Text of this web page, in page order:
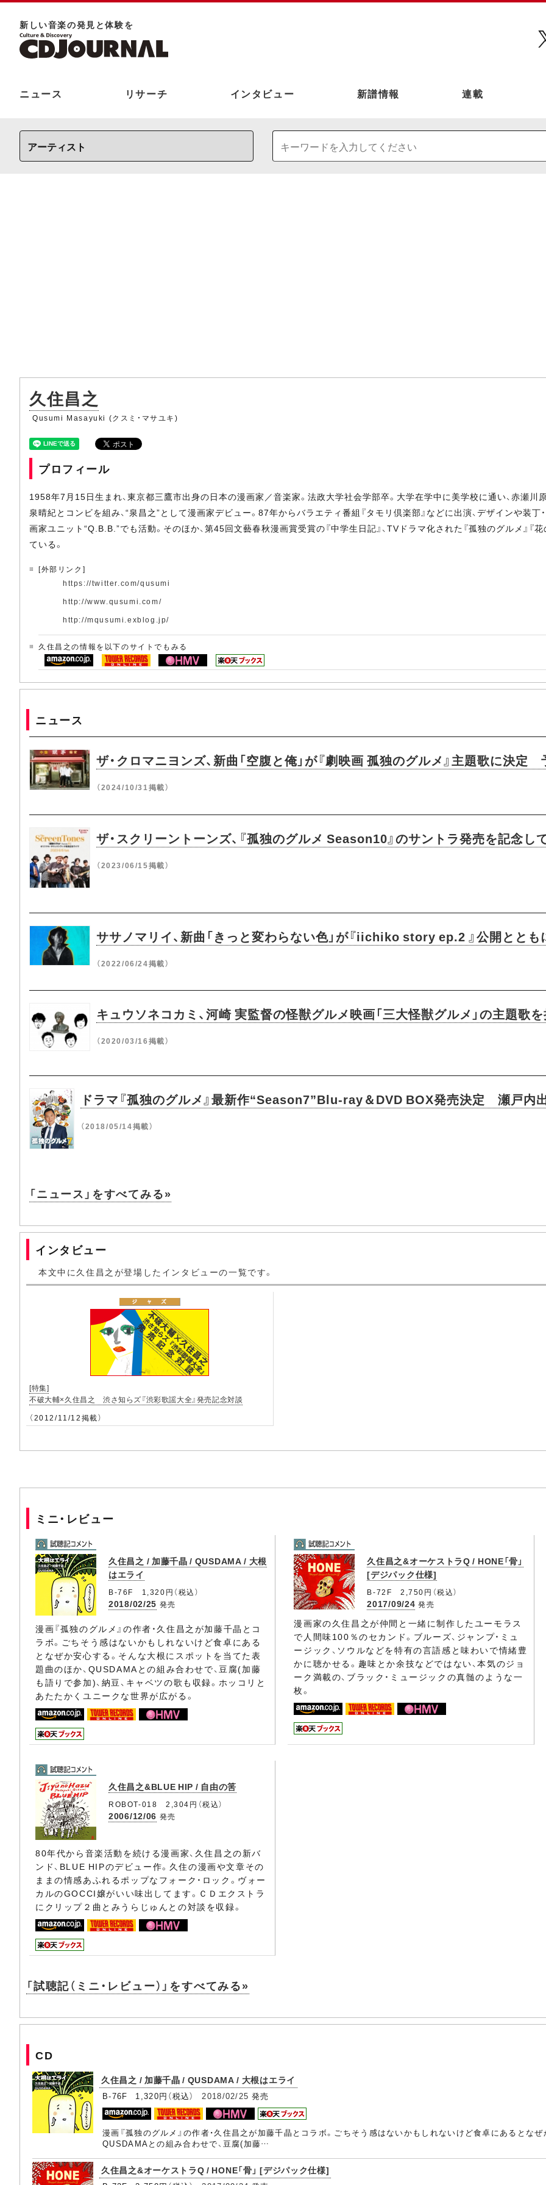
新しい⾳楽の発⾒と体験を
ニュース リサーチ インタビュー 新譜情報 連載
久住昌之
Qusumi Masayuki (クスミ・マサユキ)
プロフィール
1958年7月15日生まれ、東京都三鷹市出身の日本の漫画家／音楽家。法政大学社会学部卒。大学在学中に美学校に通い、赤瀬川
泉晴紀とコンビを組み、“泉昌之”として漫画家デビュー。87年からバラエティ番組『タモリ倶楽部』などに出演、デザインや装
画家ユニット“Q.B.B.”でも活動。そのほか、第45回文藝春秋漫画賞受賞の『中学生日記』、TVドラマ化された『孤独のグルメ』
ている。
[外部リンク]
https://twitter.com/qusumi
http://www.qusumi.com/
http://mqusumi.exblog.jp/
久住昌之の情報を以下のサイトでもみる
ニュース
ザ・クロマニヨンズ、新曲「空腹と俺」が『劇映画 孤独のグルメ』主題歌に決定
（2024/10/31掲載）
ザ・スクリーントーンズ、『孤独のグルメ Season10』のサントラ発売を記念
（2023/06/15掲載）
ササノマリイ、新曲「きっと変わらない色」が『iichiko story ep.2 』公開とと
（2022/06/24掲載）
キュウソネコカミ、河崎 実監督の怪獣グルメ映画「三大怪獣グルメ」の主題歌
（2020/03/16掲載）
ドラマ『孤独のグルメ』最新作“Season7”Blu-ray＆DVD BOX発売決定 瀬戸内
（2018/05/14掲載）
「ニュース」をすべてみる»
インタビュー
本文中に久住昌之が登場したインタビューの一覧です。
[特集]
不破大輔×久住昌之 渋さ知らズ『渋彩歌謡大全』発売記念対談
（2012/11/12掲載）
ミニ・レビュー
久住昌之 / 加藤千晶 / QUSDAMA / 大根
はエライ
B-76F 1,320円（税込）
2018/02/25 発売
漫画『孤独のグルメ』の作者・久住昌之が加藤千晶とコ
ラボ。ごちそう感はないかもしれないけど食卓にある
となぜか安心する。そんな大根にスポットを当てた表
題曲のほか、QUSDAMAとの組み合わせで、豆腐(加藤
も語りで参加)、納豆、キャベツの歌も収録。ホッコリと
あたたかくユニークな世界が広がる。
久住昌之&オーケストラQ / HONE「骨」
[デジパック仕様]
B-72F 2,750円（税込）
2017/09/24 発売
漫画家の久住昌之が仲間と一緒に制作したユーモラス
で人間味100％のセカンド。ブルーズ、ジャンプ・ミュ
ージック、ソウルなどを特有の言語感と味わいで情緒豊
かに聴かせる。趣味とか余技などではない、本気のジョ
ーク満載の、ブラック・ミュージックの真髄のような一
枚。
久住昌之&BLUE HIP / 自由の筈
ROBOT-018 2,304円（税込）
2006/12/06 発売
80年代から音楽活動を続ける漫画家、久住昌之の新バ
ンド、BLUE HIPのデビュー作。久住の漫画や文章その
ままの情感あふれるポップなフォーク・ロック。ヴォー
カルのGOCCI嬢がいい味出してます。ＣＤエクストラ
にクリップ２曲とみうらじゅんとの対談を収録。
「試聴記（ミニ・レビュー）」をすべてみる»
CD
久住昌之 / 加藤千晶 / QUSDAMA / 大根はエライ
B-76F 1,320円（税込）2018/02/25 発売
漫画『孤独のグルメ』の作者・久住昌之が加藤千晶とコラボ。ごちそう感はないかもしれないけど食卓にあるとな
QUSDAMAとの組み合わせで、豆腐(加藤…
久住昌之&オーケストラQ / HONE「骨」 [デジパック仕様]